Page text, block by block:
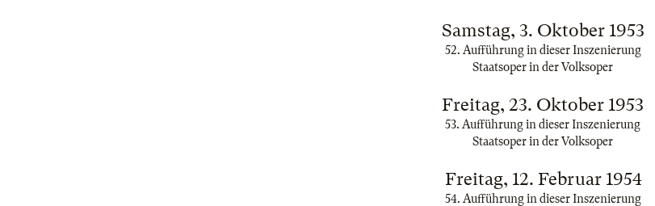
Samstag, 3. Oktober 1953
52. Aufführung in dieser Inszenierung
Staatsoper in der Volksoper
Freitag, 23. Oktober 1953
53. Aufführung in dieser Inszenierung
Staatsoper in der Volksoper
Freitag, 12. Februar 1954
54. Aufführung in dieser Inszenierung